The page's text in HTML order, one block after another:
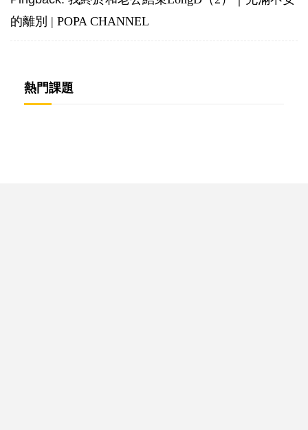
的離別 | POPA CHANNEL
熱門課題